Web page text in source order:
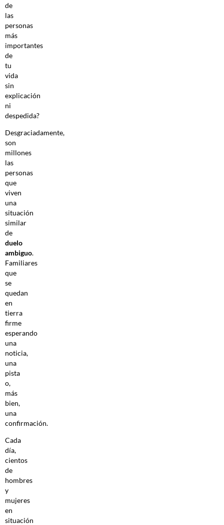
de
las
personas
más
importantes
de
tu
vida
sin
explicación
ni
despedida?
Desgraciadamente,
son
millones
las
personas
que
viven
una
situación
similar
de
duelo
ambiguo.
Familiares
que
se
quedan
en
tierra
firme
esperando
una
noticia,
una
pista
o,
más
bien,
una
confirmación.
Cada
día,
cientos
de
hombres
y
mujeres
en
situación